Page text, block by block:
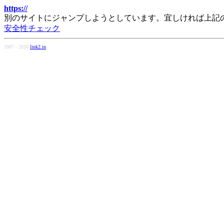
https://
別のサイトにジャンプしようとしています。宜しければ上記
安全性チェック
2007 - 2026 link2.in